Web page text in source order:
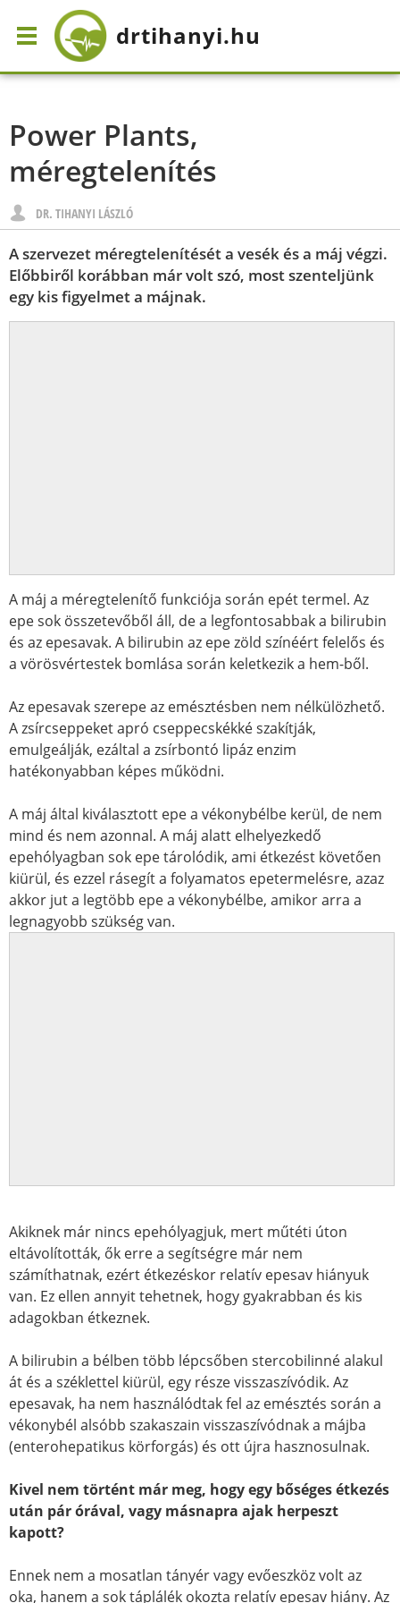
drtihanyi.hu
Power Plants,
méregtelenítés
DR. TIHANYI LÁSZLÓ
A szervezet méregtelenítését a vesék és a máj végzi.
Előbbiről korábban már volt szó, most szenteljünk
egy kis figyelmet a májnak.
A máj a méregtelenítő funkciója során epét termel. Az
epe sok összetevőből áll, de a legfontosabbak a bilirubin
és az epesavak. A bilirubin az epe zöld színéért felelős és
a vörösvértestek bomlása során keletkezik a hem-ből.
Az epesavak szerepe az emésztésben nem nélkülözhető.
A zsírcseppeket apró cseppecskékké szakítják,
emulgeálják, ezáltal a zsírbontó lipáz enzim
hatékonyabban képes működni.
A máj által kiválasztott epe a vékonybélbe kerül, de nem
mind és nem azonnal. A máj alatt elhelyezkedő
epehólyagban sok epe tárolódik, ami étkezést követően
kiürül, és ezzel rásegít a folyamatos epetermelésre, azaz
akkor jut a legtöbb epe a vékonybélbe, amikor arra a
legnagyobb szükség van.
Akiknek már nincs epehólyagjuk, mert műtéti úton
eltávolították, ők erre a segítségre már nem
számíthatnak, ezért étkezéskor relatív epesav hiányuk
van. Ez ellen annyit tehetnek, hogy gyakrabban és kis
adagokban étkeznek.
A bilirubin a bélben több lépcsőben stercobilinné alakul
át és a széklettel kiürül, egy része visszaszívódik. Az
epesavak, ha nem használódtak fel az emésztés során a
vékonybél alsóbb szakaszain visszaszívódnak a májba
(enterohepatikus körforgás) és ott újra hasznosulnak.
Kivel nem történt már meg, hogy egy bőséges étkezés
után pár órával, vagy másnapra ajak herpeszt
kapott?
Ennek nem a mosatlan tányér vagy evőeszköz volt az
oka, hanem a sok táplálék okozta relatív epesav hiány. Az